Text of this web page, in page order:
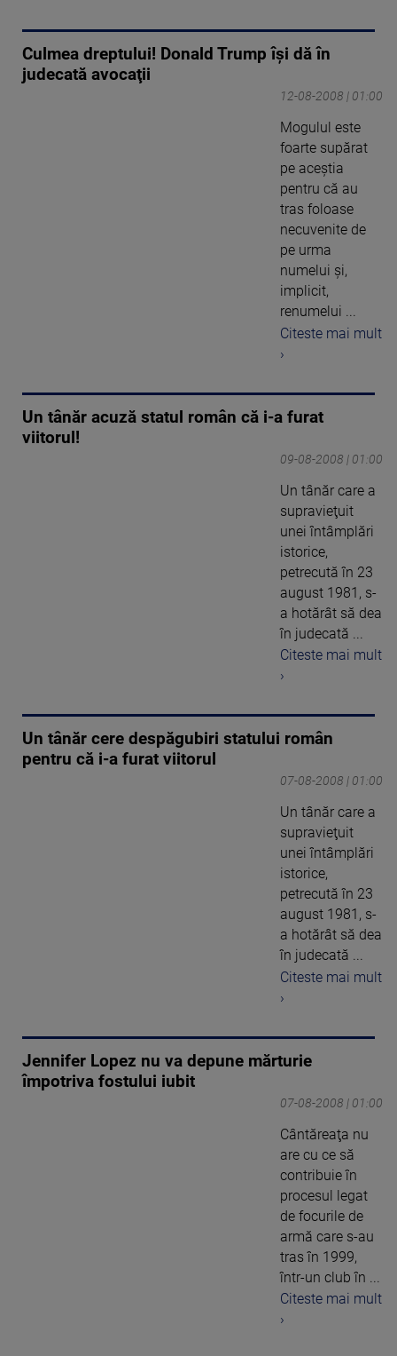
Culmea dreptului! Donald Trump îşi dă în
judecată avocaţii
12-08-2008 | 01:00
Mogulul este
foarte supărat
pe aceştia
pentru că au
tras foloase
necuvenite de
pe urma
numelui şi,
implicit,
renumelui ...
Citeste mai mult
›
Un tânăr acuză statul român că i-a furat
viitorul!
09-08-2008 | 01:00
Un tânăr care a
supravieţuit
unei întâmplări
istorice,
petrecută în 23
august 1981, s-
a hotărât să dea
în judecată ...
Citeste mai mult
›
Un tânăr cere despăgubiri statului român
pentru că i-a furat viitorul
07-08-2008 | 01:00
Un tânăr care a
supravieţuit
unei întâmplări
istorice,
petrecută în 23
august 1981, s-
a hotărât să dea
în judecată ...
Citeste mai mult
›
Jennifer Lopez nu va depune mărturie
împotriva fostului iubit
07-08-2008 | 01:00
Cântăreaţa nu
are cu ce să
contribuie în
procesul legat
de focurile de
armă care s-au
tras în 1999,
într-un club în ...
Citeste mai mult
›